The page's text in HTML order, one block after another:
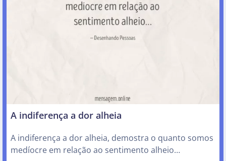
A indiferença a dor alheia
A indiferença a dor alheia, demostra o quanto somos
medíocre em relação ao sentimento alheio…